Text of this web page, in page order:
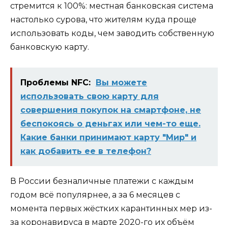
стремится к 100%: местная банковская система
настолько сурова, что жителям куда проще
использовать коды, чем заводить собственную
банковскую карту.
Проблемы NFC: Вы можете
использовать свою карту для
совершения покупок на смартфоне, не
беспокоясь о деньгах или чем-то еще.
Какие банки принимают карту "Мир" и
как добавить ее в телефон?
В России безналичные платежи с каждым
годом всё популярнее, а за 6 месяцев с
момента первых жёстких карантинных мер из-
за коронавируса в марте 2020-го их объём